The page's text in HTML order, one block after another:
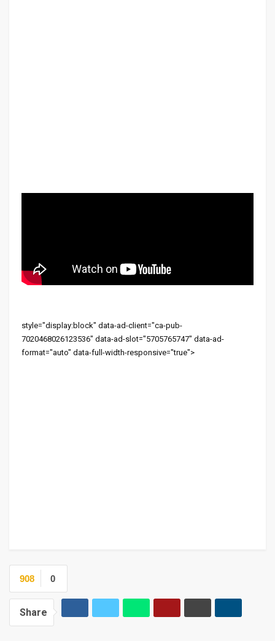
style="display:block" data-ad-client="ca-pub-
7020468026123536" data-ad-slot="5705765747" data-ad-
format="auto" data-full-width-responsive="true">
0
908
Share